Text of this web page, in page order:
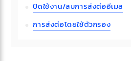
ปิดใช้งาน/ลบการส่งต่ออีเมล
การส่งต่อโดยใช้ตัวกรอง